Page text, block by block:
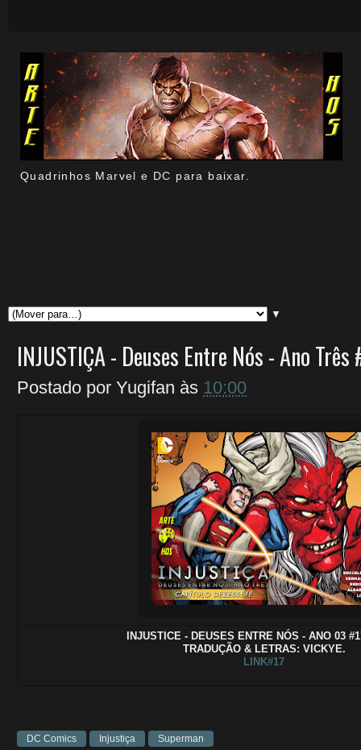
Quadrinhos Marvel e DC para baixar.
▼
INJUSTIÇA - Deuses Entre Nós - Ano Três
Postado por Yugifan às 10:00
INJUSTICE - DEUSES ENTRE NÓS - ANO 03
TRADUÇÃO & LETRAS: VICKYE.
LINK#17
DC Comics Injustiça Superman